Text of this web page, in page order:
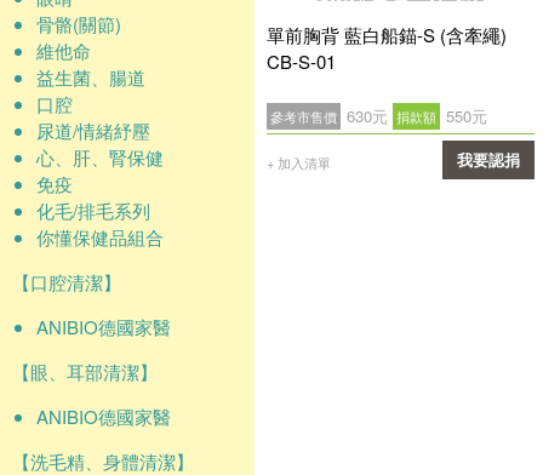
骨骼(關節)
維他命
益生菌、腸道
口腔
尿道/情緒紓壓
心、肝、腎保健
免疫
化毛/排毛系列
你懂保健品組合
【口腔清潔】
ANIBIO德國家醫
【眼、耳部清潔】
ANIBIO德國家醫
【洗毛精、身體清潔】
單前胸背 藍白船錨-S (含牽繩)
CB-S-01
參考市售價 630元 捐款額 550元
+ 加入清單 我要認捐